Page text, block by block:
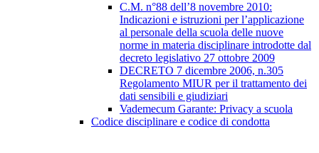
C.M. n°88 dell’8 novembre 2010:
Indicazioni e istruzioni per l’applicazione
al personale della scuola delle nuove
norme in materia disciplinare introdotte dal
decreto legislativo 27 ottobre 2009
DECRETO 7 dicembre 2006, n.305
Regolamento MIUR per il trattamento dei
dati sensibili e giudiziari
Vademecum Garante: Privacy a scuola
Codice disciplinare e codice di condotta